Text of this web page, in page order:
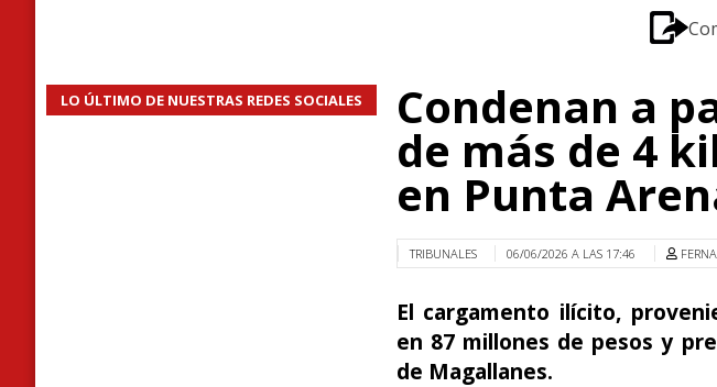
LO ÚLTIMO DE NUESTRAS REDES SOCIALES Condenan a
de más de 4
en Punta
TRIBUNALES 06/06/2026 A LAS 17:46
El cargamento ilícito,
en 87 millones de pesos y
de Magallanes.